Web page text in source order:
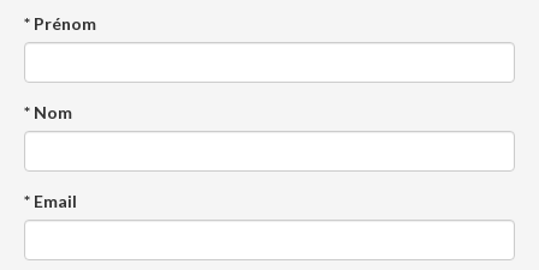
* Prénom
* Nom
* Email